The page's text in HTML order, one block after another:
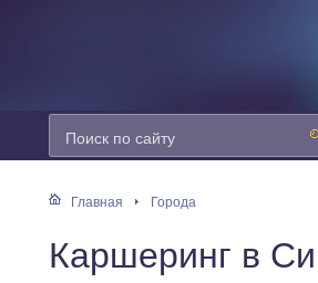
Главная Города
Каршеринг в